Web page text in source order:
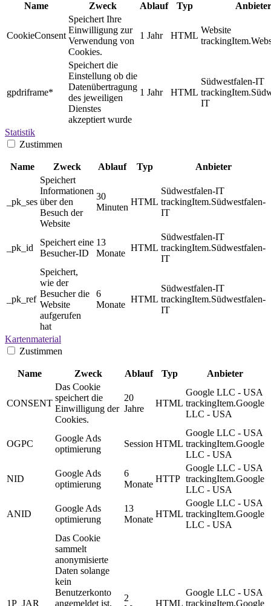
Name Zweck Ablauf Typ Anbieter
CookieConsent
Speichert Ihre
Einwilligung zur
Verwendung von
Cookies.
1 Jahr HTML
Website
gpdriframe*
Speichert die
Einstellung ob die
Datenübertragung
des jeweiligen
Dienstes
akzeptiert wurde
1 Jahr HTML
Südwestfalen-IT
IT
Statistik
Zustimmen
Name Zweck Ablauf Typ Anbieter
_pk_ses
Speichert
Informationen
über den
Besuch der
Website
30
Minuten
HTML
Südwestfalen-IT
trackingItem.Südwestfalen-
IT
_pk_id
Speichert eine
Besucher-ID
13
Monate
HTML
Südwestfalen-IT
trackingItem.Südwestfalen-
IT
_pk_ref
Speichert,
wie der
Besucher die
Website
aufgerufen
hat
6
Monate
HTML
Südwestfalen-IT
trackingItem.Südwestfalen-
IT
Kartenmaterial
Zustimmen
Name Zweck Ablauf Typ Anbieter
CONSENT
Das Cookie
speichert die
Einwilligung der
Cookies.
20
Jahre
HTML
Google LLC - USA
trackingItem.Google
LLC - USA
OGPC
Google Ads
optimierung
Session HTML
Google LLC - USA
trackingItem.Google
LLC - USA
NID
Google Ads
optimierung
6
Monate
HTTP
Google LLC - USA
trackingItem.Google
LLC - USA
ANID
Google Ads
optimierung
13
Monate
HTML
Google LLC - USA
trackingItem.Google
LLC - USA
1P_JAR
Das Cookie
sammelt
anonymisierte
Daten solange
kein
Benutzerkonto
angemeldet ist.
2
HTML
Google LLC - USA
trackingItem.Google